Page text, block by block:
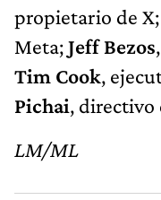
propietario de X;
Meta;Jeff Bezos
Tim Cook,
Pichai, directivo
LM/ML